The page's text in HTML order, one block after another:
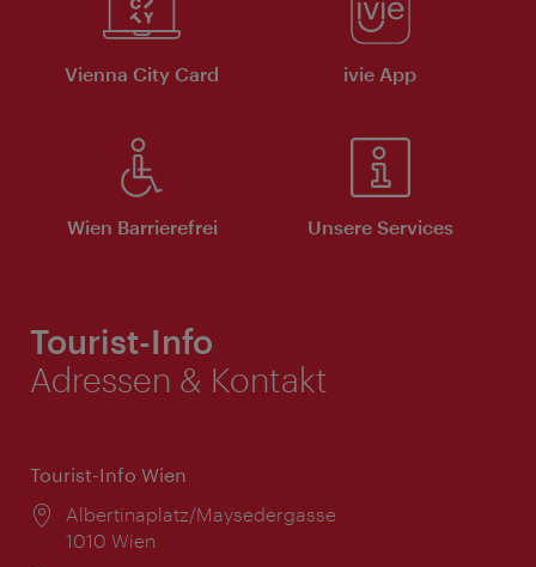
Vienna City Card ivie App
Wien Barrierefrei Unsere Services
Tourist-Info
Adressen & Kontakt
Tourist-Info Wien
Ort:
Albertinaplatz/Maysedergasse
1010 Wien